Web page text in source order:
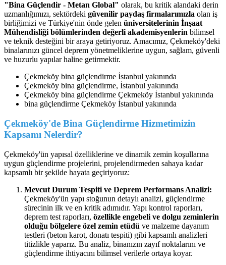
"Bina Güçlendir - Metan Global" olarak, bu kritik alandaki derin
uzmanlığımızı, sektördeki güvenilir paydaş firmalarımızla olan iş
birliğimizi ve Türkiye'nin önde gelen üniversitelerinin İnşaat
Mühendisliği bölümlerinden değerli akademisyenlerin bilimsel
ve teknik desteğini bir araya getiriyoruz. Amacımız, Çekmeköy'deki
binalarınızı güncel deprem yönetmeliklerine uygun, sağlam, güvenli
ve huzurlu yapılar haline getirmektir.
Çekmeköy bina güçlendirme İstanbul yakınında
Çekmeköy bina güçlendirme, İstanbul yakınında
Çekmeköy bina güçlendirme Çekmeköy İstanbul yakınında
bina güçlendirme Çekmeköy İstanbul yakınında
Çekmeköy'de Bina Güçlendirme Hizmetimizin
Kapsamı Nelerdir?
Çekmeköy'ün yapısal özelliklerine ve dinamik zemin koşullarına
uygun güçlendirme projelerini, projelendirmeden sahaya kadar
kapsamlı bir şekilde hayata geçiriyoruz:
Mevcut Durum Tespiti ve Deprem Performans Analizi:
Çekmeköy'ün yapı stoğunun detaylı analizi, güçlendirme
sürecinin ilk ve en kritik adımıdır. Yapı kontrol raporları,
deprem test raporları, özellikle engebeli ve dolgu zeminlerin
olduğu bölgelere özel zemin etüdü ve malzeme dayanım
testleri (beton karot, donatı tespiti) gibi kapsamlı analizleri
titizlikle yaparız. Bu analiz, binanızın zayıf noktalarını ve
güçlendirme ihtiyacını bilimsel verilerle ortaya koyar.